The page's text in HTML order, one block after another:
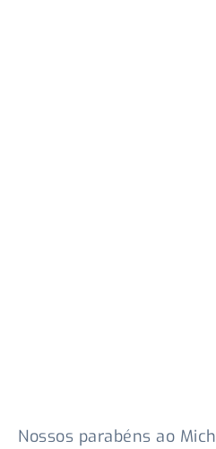
Nossos parabéns ao